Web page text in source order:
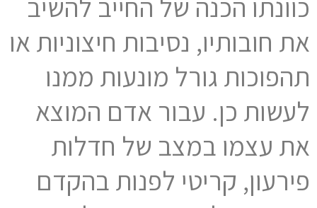
את חובותיו, נסיבות חיצוניות או
תהפוכות גורל מונעות ממנו
לעשות כן. עבור אדם המוצא
את עצמו במצב של חדלות
פירעון, קריטי לפנות בהקדם